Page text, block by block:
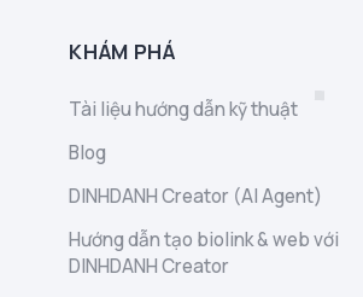
KHÁM PHÁ
Tài liệu hướng dẫn kỹ thuật
Blog
DINHDANH Creator (AI Agent)
Hướng dẫn tạo biolink & web với
DINHDANH Creator